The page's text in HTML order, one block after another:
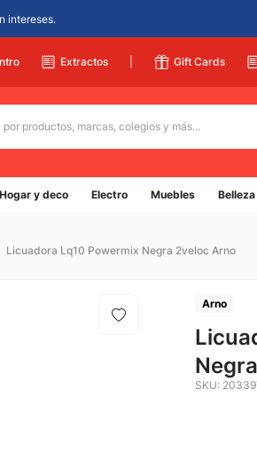
intereses.
Extractos Gift Cards
por productos, marcas, colegios y
Hogar y deco Electro Muebles
Licuadora Lq10 Powermix Negra 2veloc Arno
Arno
SKU: